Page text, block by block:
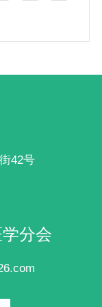
42号
分会